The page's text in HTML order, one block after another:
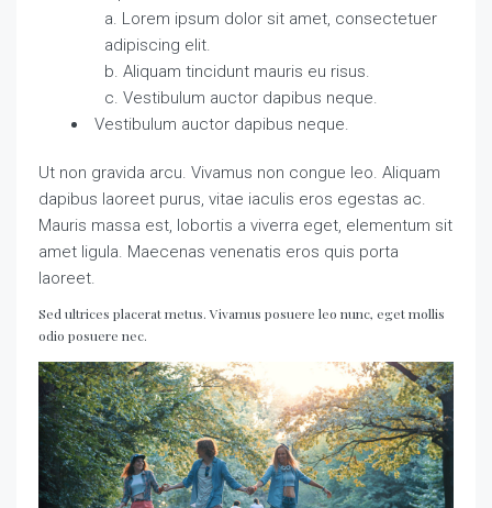
Lorem ipsum dolor sit amet, consectetuer
adipiscing elit.
Aliquam tincidunt mauris eu risus.
Vestibulum auctor dapibus neque.
Vestibulum auctor dapibus neque.
Ut non gravida arcu. Vivamus non congue leo. Aliquam
dapibus laoreet purus, vitae iaculis eros egestas ac.
Mauris massa est, lobortis a viverra eget, elementum sit
amet ligula. Maecenas venenatis eros quis porta
laoreet.
Sed ultrices placerat metus. Vivamus posuere leo nunc, eget mollis
odio posuere nec.